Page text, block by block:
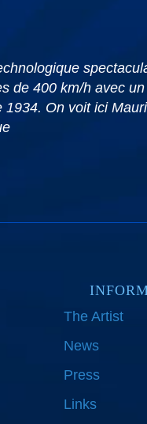
de 400 km/h avec
On voit ici
The Artist
News
Press
Links